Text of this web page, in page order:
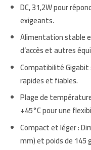
DC, 31,2W pour
exigeants.
Alimentation stable
d’accès et autres
Compatibilité Gigabit
rapides et fiables.
Plage de
+45°C pour une
Compact et léger:
mm) et poids de 145